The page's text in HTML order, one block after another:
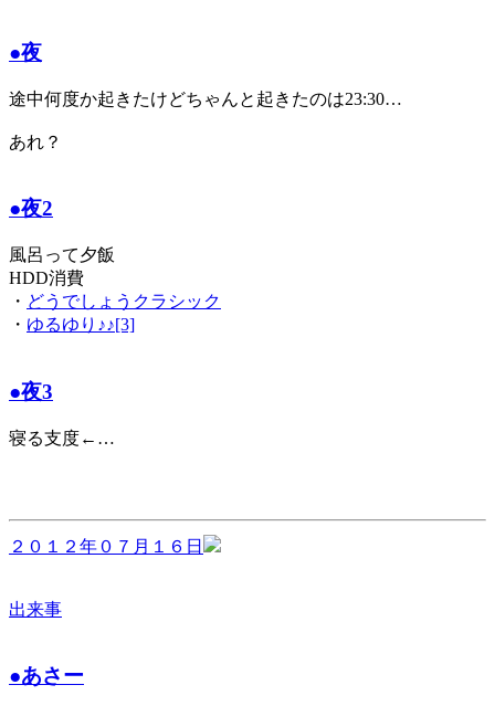
●夜
途中何度か起きたけどちゃんと起きたのは23:30…
あれ？
●夜2
風呂って夕飯
HDD消費
・ どうでしょうクラシック
・ ゆるゆり♪♪[3]
●夜3
寝る支度←…
２０１２年０７月１６日
出来事
●あさー